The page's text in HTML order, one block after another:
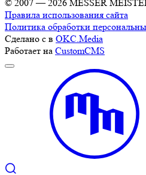
© 2007 — 2026 MESSER
Правила использования сайта
Политика обработки
Сделано с в OKC.Media
Работает на CustomCMS